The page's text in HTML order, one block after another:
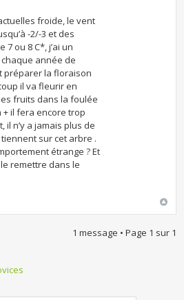
froide, le vent
-2/-3 et des
7 ou 8 C*, j’ai un
année de
préparer la floraison
il va fleurir en
fruits dans la foulée
il fera encore trop
n’y a jamais plus de
sur cet arbre .
étrange ? Et
remettre dans le
1 message • Page 1 sur 1